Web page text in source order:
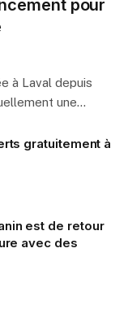
pour
à Laval depuis
une…
gratuitement à
est de retour
avec des